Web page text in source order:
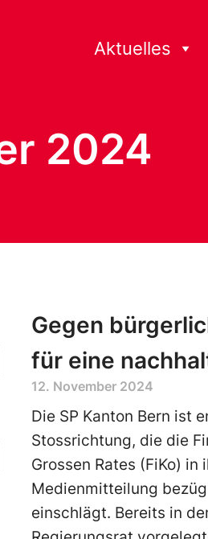
Aktuelles
2024
Gegen
für eine
12. November 2024
Die SP Kanton Bern ist
Stossrichtung, die die
Grossen Rates (FiKo) in
Medienmitteilung
einschlägt. Bereits in